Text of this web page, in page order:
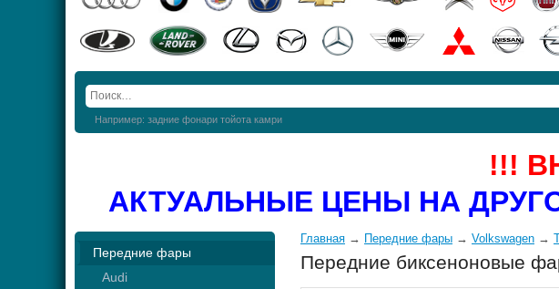
Например: задние фонари тойота камри
!!!
АКТУАЛЬНЫЕ ЦЕНЫ НА
Передние фары
Audi
Главная → Передние фары → Volkswagen →
Передние биксеноновые